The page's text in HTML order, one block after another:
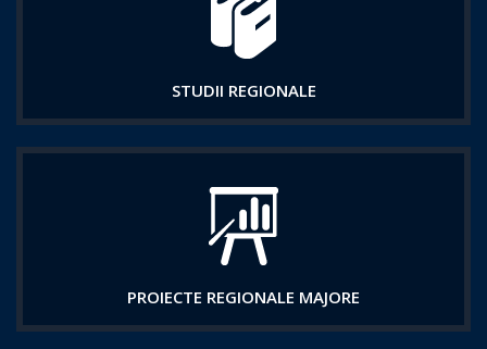
STUDII REGIONALE
PROIECTE REGIONALE MAJORE